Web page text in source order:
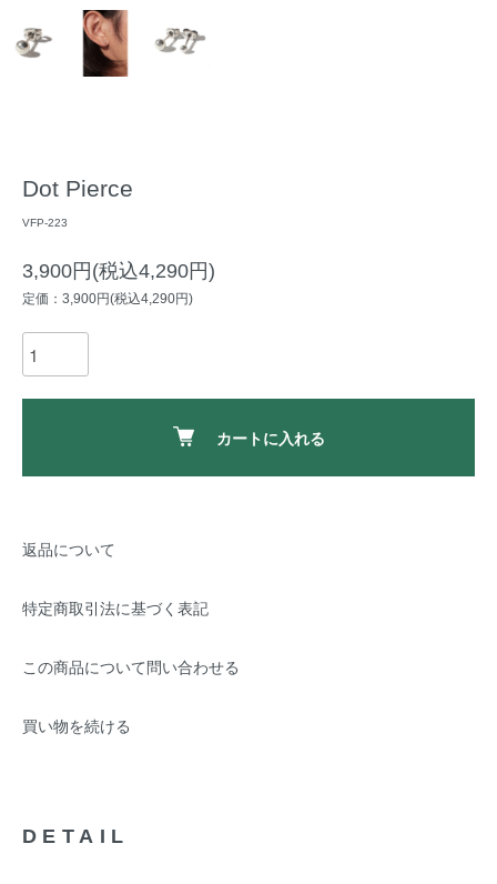
Dot Pierce
VFP-223
3,900円(税込4,290円)
定価：3,900円(税込4,290円)
カートに入れる
返品について
特定商取引法に基づく表記
この商品について問い合わせる
買い物を続ける
DETAIL